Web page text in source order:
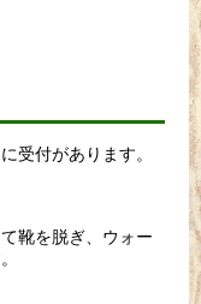
受付があります。
靴を脱ぎ、ウォー